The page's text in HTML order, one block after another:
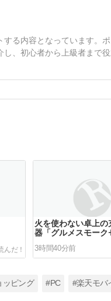
る内容となっています。
、初心者から上級者まで
火を使わない卓上の
器「グルメスモーク
ン2」
3時間40分前
ッピング #PC #楽天モバ